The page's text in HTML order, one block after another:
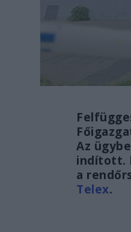
Az
indított.
a
Telex.